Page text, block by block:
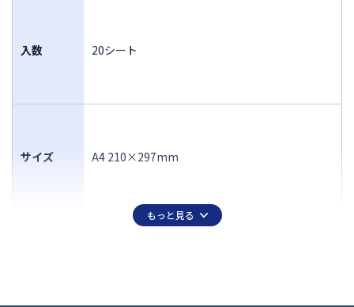
入数 20シート
サイズ A4 210×297mm
もっと見る